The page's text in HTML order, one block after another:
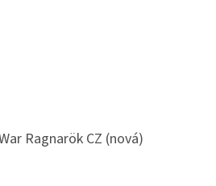
Ragnarök CZ (nová)
je 5 z 5 hvězdiček.